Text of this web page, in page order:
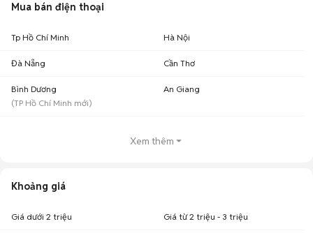
Mua bán điện thoại
Tp Hồ Chí Minh Hà Nội
Đà Nẵng Cần Thơ
Bình Dương
(TP Hồ Chí Minh mới)
An Giang
Xem thêm
Khoảng giá
Giá dưới 2 triệu Giá từ 2 triệu - 3 triệu